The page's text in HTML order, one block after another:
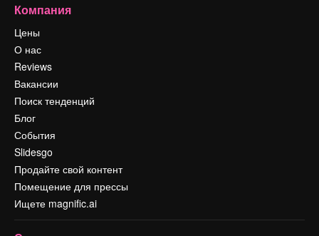
Компания
Цены
О нас
Reviews
Вакансии
Поиск тенденций
Блог
События
Slidesgo
Продайте свой контент
Помещение для прессы
Ищете magnific.ai